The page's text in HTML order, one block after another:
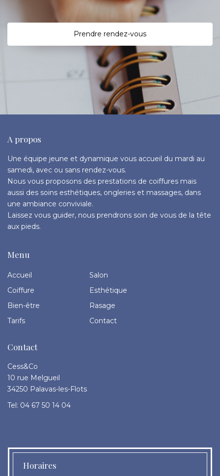
Prendre rendez-vous
A propos
Une équipe jeune et dynamique vous accueil du mardi au
samedi, avec ou sans rendez-vous.
Nous vous proposons des prestations de coiffures mais
aussi des soins esthétiques, ongleries et massages, dans
une ambiance conviviale.
Laissez vous guider, nous prendrons soin de vous de la tête
aux pieds.
Menu
Accueil
Salon
Coiffure
Esthétique
Bien-être
Rasage
Tarifs
Contact
Contact
Cess&Co
10 rue Melgueil
34250 Palavas-les-Flots
Tel: 04 67 50 14 04
Horaires